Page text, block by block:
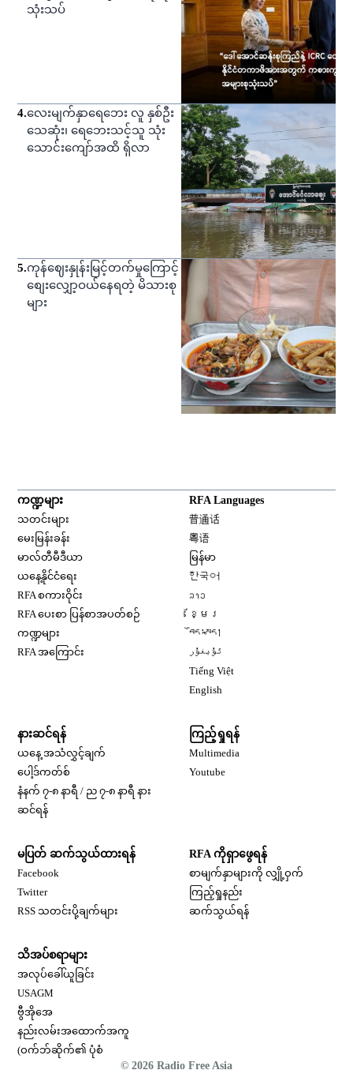
သုံးသပ်
4.လေးမျက်နှာရေဘေး လူ နှစ်ဦး
သေဆုံး၊ ရေဘေးသင့်သူ သုံး
သောင်းကျော်အထိ ရှိလာ
5.ကုန်ဈေးနှုန်းမြင့်တက်မှုကြောင့်
စျေးလျှော့ဝယ်နေရတဲ့ မိသားစု
များ
ကဏ္ဍများ
သတင်းများ
မေးမြန်းခန်း
မာလ်တီမီဒီယာ
ယနေ့နိုင်ငံရေး
RFA စကားဝိုင်း
RFA ပေးစာ ပြန်စာအပတ်စဉ်
ကဏ္ဍများ
RFA အကြောင်း
RFA Languages
普通话
粤语
မြန်မာ
한국어
ລາວ
ខ្មែរ
བོད་སྐད།
ئۇيغۇر
Tiếng Việt
English
နားဆင်ရန်
ယနေ့ အသံလွှင့်ချက်
ပေါ့ဒ်ကတ်စ်
နံနက် ၇-၈ နာရီ / ည ၇-၈ နာရီ နား
ဆင်ရန်
ကြည့်ရှုရန်
Multimedia
Youtube
မပြတ် ဆက်သွယ်ထားရန်
Facebook
Twitter
RSS သတင်းပို့ချက်များ
RFA ကိုရှာဖွေရန်
စာမျက်နှာများကို လျှို့ဝှက်
ကြည့်ရှုနည်း
ဆက်သွယ်ရန်
သိအပ်စရာများ
အလုပ်ခေါ်ယူခြင်း
USAGM
ဗွီအိုအေ
နည်းလမ်းအထောက်အကူ
(ဝက်ဘ်ဆိုက်၏ ပုံစံ
© 2026 Radio Free Asia